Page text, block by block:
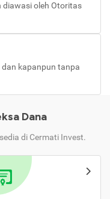
diawasi oleh Otoritas
kapanpun tanpa
Dana
di Cermati Invest.